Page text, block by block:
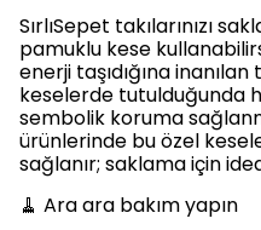
SırlıSepet takılarınızı
pamuklu kese
enerji taşıdığına
keselerde tutulduğunda
sembolik koruma
ürünlerinde bu özel
sağlanır; saklama için
🧹 Ara ara bakım yapın